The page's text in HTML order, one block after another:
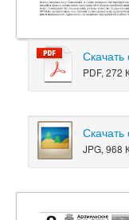
Скачать
PDF, 272
Скачать
JPG, 968